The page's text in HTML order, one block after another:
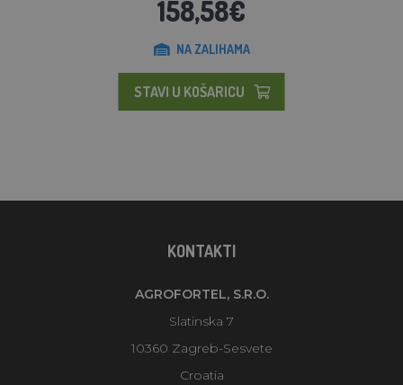
158,58€
NA ZALIHAMA
STAVI U KOŠARICU
KONTAKTI
AGROFORTEL, S.R.O.
Slatinska 7
10360 Zagreb-Sesvete
Croatia